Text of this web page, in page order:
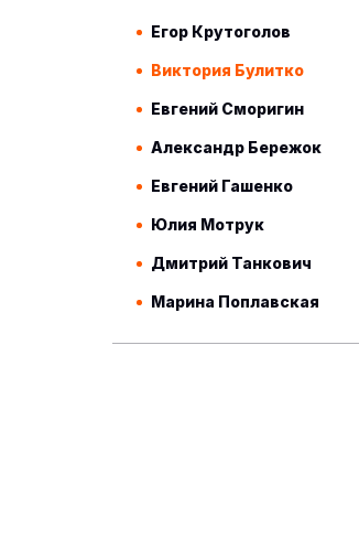
Егор Крутоголов
Виктория Булитко
Евгений Сморигин
Александр Бережок
Евгений Гашенко
Юлия Мотрук
Дмитрий Танкович
Марина Поплавская